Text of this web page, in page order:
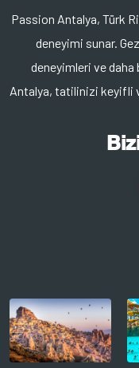
Passion Antalya, Türk
deneyimi sunar.
deneyimleri ve
Antalya, tatilinizi keyifli